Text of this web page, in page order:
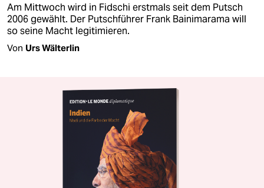
Am Mittwoch wird in Fidschi erstmals seit dem Putsch
2006 gewählt. Der Putschführer Frank Bainimarama will
so seine Macht legitimieren.
Von Urs Wälterlin